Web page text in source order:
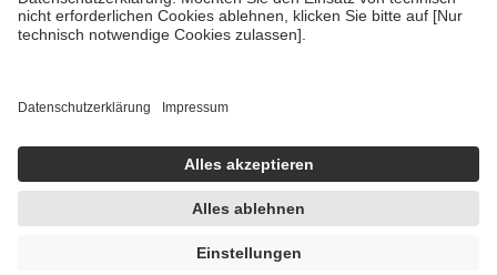
• Untersuchungen zur Vorsorge und Früherkennung, die von der
GKV getragen werden
Einholung von Bewertungen. Trusted Shops hat Maßnahmen
getroffen, um sicherzustellen, dass es sich um echte Bewertungen
handelt. Mehr Informationen findest du hier:
https://help.etrusted.com/hc/de/articles/4419944605341